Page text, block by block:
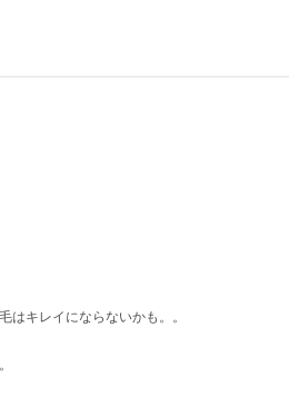
はキレイにならないかも。。